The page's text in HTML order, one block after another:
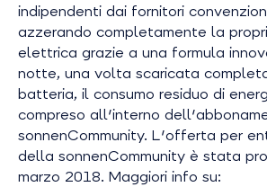
indipendenti dai fornitori
azzerando completamente la
elettrica grazie a una formula
notte, una volta scaricata
batteria, il consumo residuo di
compreso all'interno
sonnenCommunity. L'offerta per
della sonnenCommunity è stata
marzo 2018. Maggiori info su: